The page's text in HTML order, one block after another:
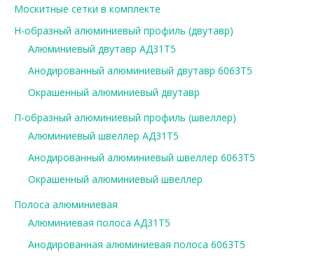
Москитные сетки в комплекте
Н-образный алюминиевый профиль (двутавр)
Алюминиевый двутавр АД31Т5
Анодированный алюминиевый двутавр 6063Т5
Окрашенный алюминиевый двутавр
П-образный алюминиевый профиль (швеллер)
Алюминиевый швеллер АД31Т5
Анодированный алюминиевый швеллер 6063Т5
Окрашенный алюминиевый швеллер
Полоса алюминиевая
Алюминиевая полоса АД31Т5
Анодированная алюминиевая полоса 6063Т5